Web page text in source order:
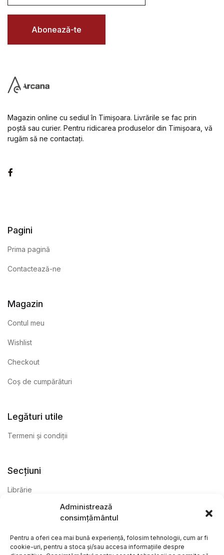
Administrează
consimțământul
Pentru a oferi cea mai bună experiență, folosim tehnologii, cum ar fi
cookie-uri, pentru a stoca și/sau accesa informațiile despre
i
l
Abonează-te
Magazin online cu sediul în Timișoara. Livrările se fac prin
poștă sau curier. Pentru ridicarea produselor din Timișoara, vă
rugăm să ne contactați.
Pagini
Prima pagină
Contactează-ne
Magazin
Contul meu
Wishlist
Checkout
Coș de cumpărături
Legături utile
Termeni și condiții
Secțiuni
Librărie